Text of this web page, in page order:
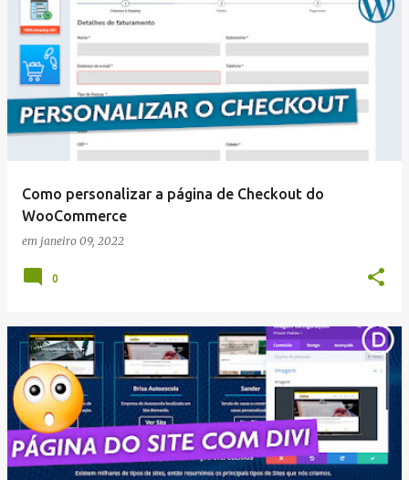
Como personalizar a página de Checkout do
WooCommerce
em janeiro 09, 2022
0